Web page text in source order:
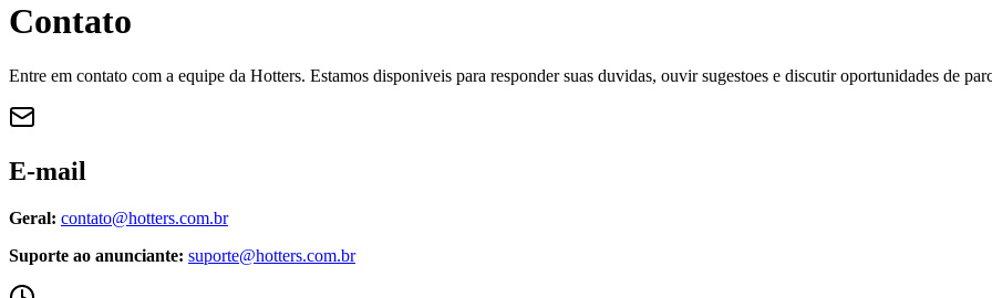
Contato
Entre em contato com a equipe da Hotters. Estamos disponiveis para responder suas duvidas, ouvir sugestoes e discutir oportunidades de
E-mail
Geral: contato@hotters.com.br
Suporte ao anunciante: suporte@hotters.com.br